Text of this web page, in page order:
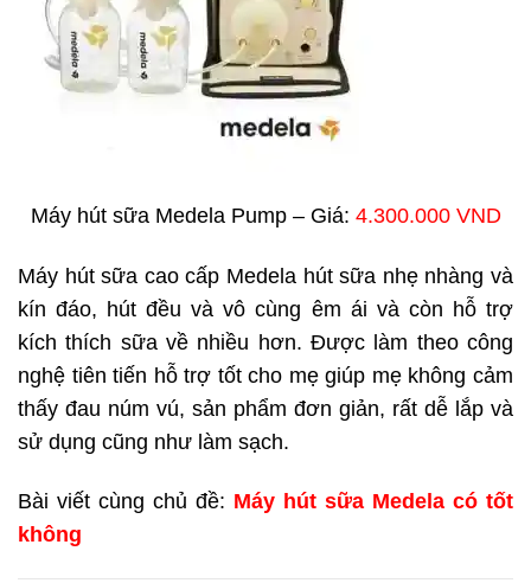
Máy hút sữa Medela Pump – Giá: 4.300.000 VND
Máy hút sữa cao cấp Medela hút sữa nhẹ nhàng và
kín đáo, hút đều và vô cùng êm ái và còn hỗ trợ
kích thích sữa về nhiều hơn. Được làm theo công
nghệ tiên tiến hỗ trợ tốt cho mẹ giúp mẹ không cảm
thấy đau núm vú, sản phẩm đơn giản, rất dễ lắp và
sử dụng cũng như làm sạch.
Bài viết cùng chủ đề: Máy hút sữa Medela có tốt
không